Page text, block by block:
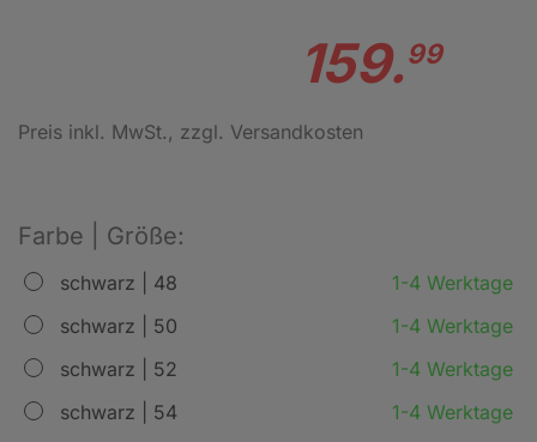
159.99
Preis inkl. MwSt., zzgl. Versandkosten
Farbe | Größe:
schwarz | 48
1-4 Werktage
schwarz | 50
1-4 Werktage
schwarz | 52
1-4 Werktage
schwarz | 54
1-4 Werktage